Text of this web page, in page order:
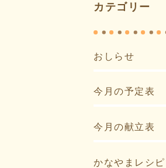
カテゴリー
おしらせ
今月の予定表
今月の献立表
かなやまレシピ